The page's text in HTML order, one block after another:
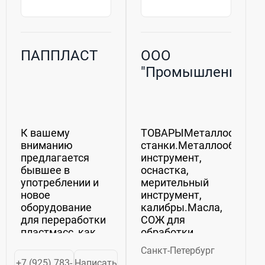
ПАППЛАСТ
К вашему
вниманию
предлагается
бывшее в
употреблении и
новое
оборудование
для переработки
пластмасс, как
единицы, так и
ООО
"Промышленник"
инструмент,
оснастка,
мерительный
инструмент,
калибры.Масла,
СОЖ для
обработки
ножи, пуансоны и
Cанкт-Петербург